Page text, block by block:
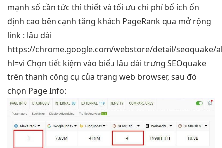
mạnh số cần tức thì thiết và tối ưu chi phíbổ ích ổn
định cao bên cạnh tăng khách PageRank qua mở rộng
link : lâu dài
https://chrome.google.com/webstore/detail/seoquake/
hl=vi Chọn tiết kiệm vào biểu lâu dài trưng SEOquake
trên thanh công cụ của trang web browser, sau đó
chọn Page Info: